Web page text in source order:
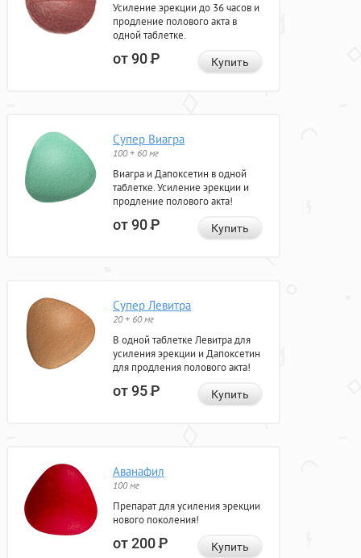
Усиление эрекции до 36 часов и
продление полового акта в
одной таблетке.
от 90Р Купить
Супер Виагра
100 + 60 мг
Виагра и Дапоксетин в одной
таблетке. Усиление эрекции и
продление полового акта!
от 90Р Купить
Супер Левитра
20 + 60 мг
В одной таблетке Левитра для
усиления эрекции и Дапоксетин
для продления полового акта!
от 95Р Купить
Аванафил
100 мг
Препарат для усиления эрекции
нового поколения!
от 200Р Купить